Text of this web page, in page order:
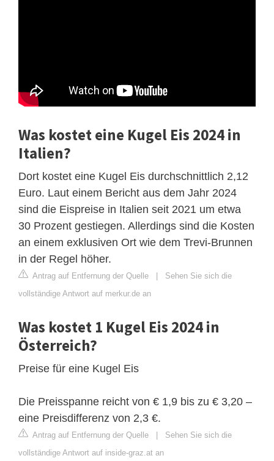
Was kostet eine Kugel Eis 2024 in
Italien?
Dort kostet eine Kugel Eis durchschnittlich 2,12
Euro. Laut einem Bericht aus dem Jahr 2024
sind die Eispreise in Italien seit 2021 um etwa
30 Prozent gestiegen. Allerdings sind die Kosten
an einem exklusiven Ort wie dem Trevi-Brunnen
in der Regel höher.
Antrag auf Entfernung der Quelle | Sehen Sie sich die
vollständige Antwort auf merkur.de an
Was kostet 1 Kugel Eis 2024 in
Österreich?
Preise für eine Kugel Eis
Die Preisspanne reicht von € 1,9 bis zu € 3,20 –
eine Preisdifferenz von 2,3 €.
Antrag auf Entfernung der Quelle | Sehen Sie sich die
vollständige Antwort auf inside-graz.at an